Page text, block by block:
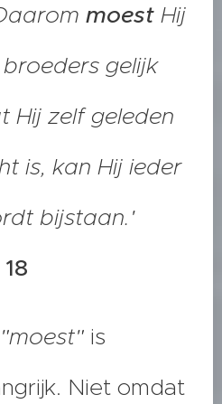
moest Hij
gelijk
Hij zelf geleden
is, kan Hij ieder
bijstaan.'
"moest" is
Niet omdat